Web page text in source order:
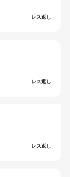
レス返し
レス返し
レス返し